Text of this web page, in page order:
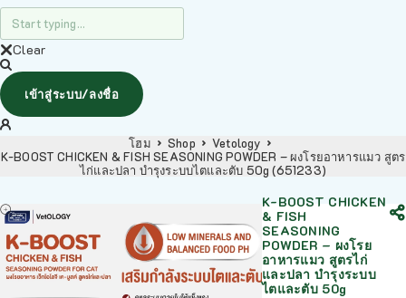
Clear
เข้าสู่ระบบ/ลงชื่อ
โฮม Shop
Vetology
K-BOOST CHICKEN & FISH SEASONING POWDER – ผงโรยอาหารแมว สูตร
ไก่และปลา บำรุงระบบไตและตับ 50g (651233)
K-BOOST CHICKEN
& FISH
SEASONING
POWDER – ผงโรย
อาหารแมว สูตรไก่
และปลา บำรุงระบบ
ไตและตับ 50g